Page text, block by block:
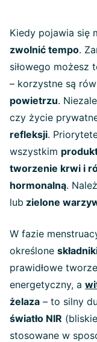
Kiedy pojawia się
zwolnić tempo.
siłowego możesz
– korzystne są
powietrzu.
czy życie
refleksji.
wszystkim
tworzenie krwi i
hormonalną.
lub zielone
W fazie
określone
prawidłowe
energetyczny, a
żelaza – to silny
światło NIR
stosowane w